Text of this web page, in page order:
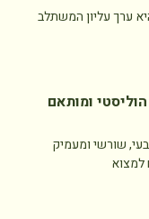
ערך עליון המשתלב
ומותאם
שורשי ומעמיק
למצוא